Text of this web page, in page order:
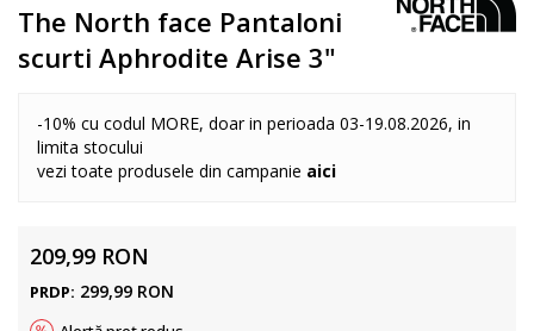
The North face Pantaloni
scurti Aphrodite Arise 3"
-10% cu codul MORE, doar in perioada 03-19.08.2026, in
limita stocului
vezi toate produsele din campanie aici
209,99 RON
PRDP: 299,99 RON